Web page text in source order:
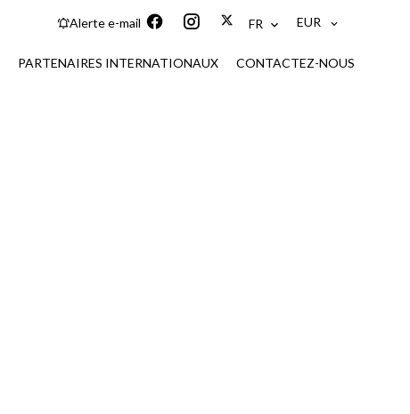
Alerte e-mail FR EUR
PARTENAIRES INTERNATIONAUX CONTACTEZ-NOUS